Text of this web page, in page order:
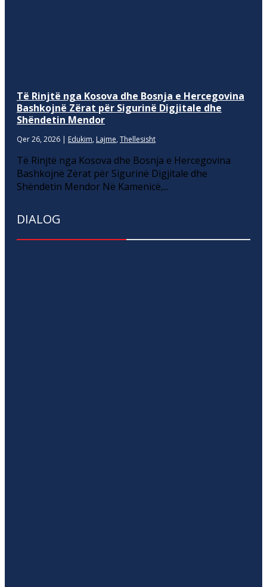
Të Rinjtë nga Kosova dhe Bosnja e Hercegovina
Bashkojnë Zërat për Sigurinë Digjitale dhe
Shëndetin Mendor
Qer 26, 2026 | Edukim, Lajme, Thellesisht
Të Rinjtë nga Kosova dhe Bosnja e Hercegovina
Bashkojnë Zërat për Sigurinë Digjitale dhe
Shëndetin Mendor Në Kamenicë,...
DIALOG